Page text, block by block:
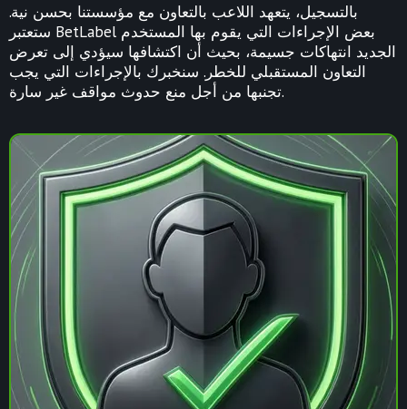
بالتسجيل، يتعهد اللاعب بالتعاون مع مؤسستنا بحسن نية.
ستعتبر BetLabel بعض الإجراءات التي يقوم بها المستخدم
الجديد انتهاكات جسيمة، بحيث أن اكتشافها سيؤدي إلى تعرض
التعاون المستقبلي للخطر. سنخبرك بالإجراءات التي يجب
تجنبها من أجل منع حدوث مواقف غير سارة.